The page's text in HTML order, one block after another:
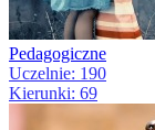
Pedagogiczne
Uczelnie: 190
Kierunki: 69